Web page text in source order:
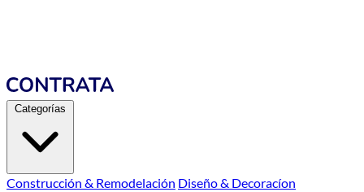
Categorías
Construcción & Remodelación Diseño & Decoracíon